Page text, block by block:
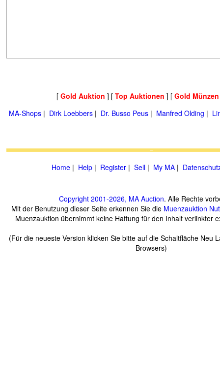
[ Gold Auktion ] [ Top Auktionen ] [ Gold
MA-Shops | Dirk Loebbers | Dr. Busso Peus | Manfred Olding |
Home | Help | Register | Sell | My MA |
Copyright 2001-2026, MA Auction. Alle Rechte
Mit der Benutzung dieser Seite erkennen Sie die Muenzauktion
Muenzauktion übernimmt keine Haftung für den Inhalt verlinkter
(Für die neueste Version klicken Sie bitte auf die Schaltfläche Neu
Browsers)